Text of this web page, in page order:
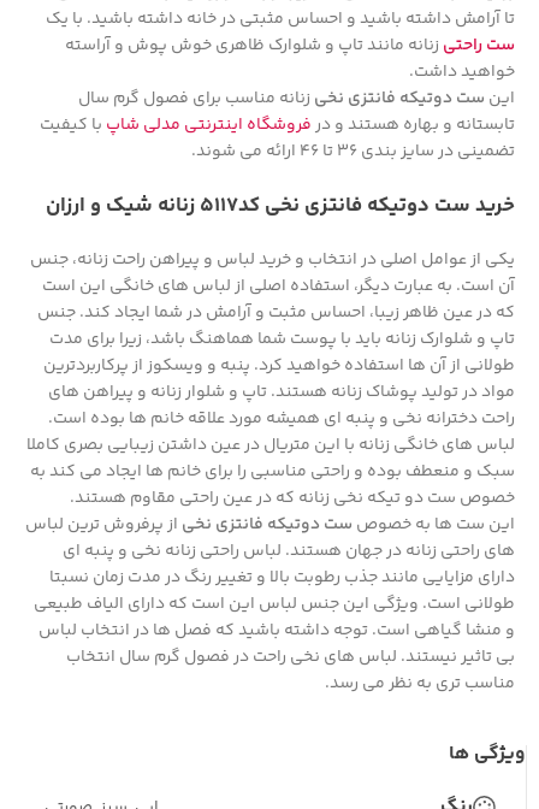
تا آرامش داشته باشید و احساس مثبتی در خانه داشته باشید. با یک
ست راحتی زنانه مانند تاپ و شلوارک ظاهری خوش پوش و آراسته
خواهید داشت.
این ست دوتیکه فانتزی نخی زنانه مناسب برای فصول گرم سال
تابستانه و بهاره هستند و درفروشگاه اینترنتی مدلی شاپ با کیفیت
تضمینی در سایز بندی 36 تا 46 ارائه می شوند.
خرید ست دوتیکه فانتزی نخی کد5117 زنانه شیک و ارزان
یکی از عوامل اصلی در انتخاب و خرید لباس و پیراهن راحت زنانه، جنس
آن است. به عبارت دیگر، استفاده اصلی از لباس های خانگی این است
که در عین ظاهر زیبا، احساس مثبت و آرامش در شما ایجاد کند. جنس
تاپ و شلوارک زنانه باید با پوست شما هماهنگ باشد، زیرا برای مدت
طولانی از آن ها استفاده خواهید کرد. پنبه و ویسکوز از پرکاربردترین
مواد در تولید پوشاک زنانه هستند. تاپ و شلوار زنانه و پیراهن های
راحت دخترانه نخی و پنبه ای همیشه مورد علاقه خانم ها بوده است.
لباس های خانگی زنانه با این متریال در عین داشتن زیبایی بصری کاملا
سبک و منعطف بوده و راحتی مناسبی را برای خانم ها ایجاد می کند به
خصوص ست دو تیکه نخی زنانه که در عین راحتی مقاوم هستند.
این ست ها به خصوص ست دوتیکه فانتزی نخی از پرفروش ترین لباس
های راحتی زنانه در جهان هستند. لباس راحتی زنانه نخی و پنبه ای
دارای مزایایی مانند جذب رطوبت بالا و تغییر رنگ در مدت زمان نسبتا
طولانی است. ویژگی این جنس لباس این است که دارای الیاف طبیعی
و منشا گیاهی است. توجه داشته باشید که فصل ها در انتخاب لباس
بی تاثیر نیستند. لباس های نخی راحت در فصول گرم سال انتخاب
مناسب تری به نظر می رسد.
ویژگی ها